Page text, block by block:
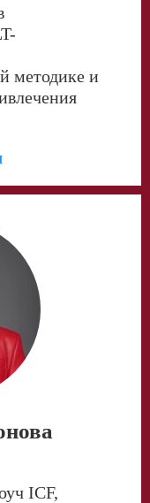
методике и
ICF,